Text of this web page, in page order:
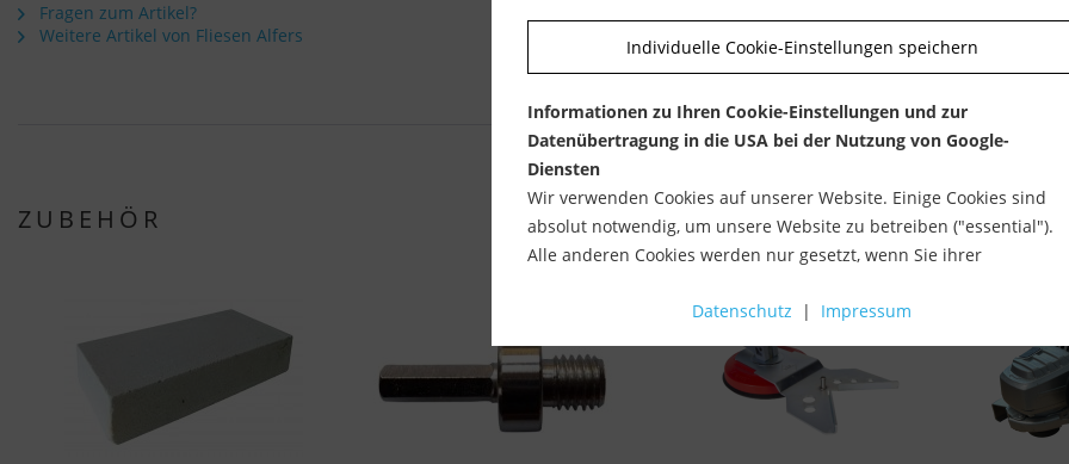
Fragen zum Artikel?
Weitere Artikel von Fliesen Alfers
ZUBEHÖR
Individuelle Cookie-Einstellungen speichern
Informationen zu Ihren Cookie-Einstellungen und zur
Datenübertragung in die USA bei der Nutzung von Google-
Diensten
Wir verwenden Cookies auf unserer Website. Einige Cookies sind
absolut notwendig, um unsere Website zu betreiben ("essential").
Alle anderen Cookies werden nur gesetzt, wenn Sie ihrer
können Sie wählen, ob Sie "nur wesentliche Cookies ", "alle Cookies
akzeptieren" oder "individuelle Cookie-Einstellungen speichern"
möchten.
Datenschutz | Impressum